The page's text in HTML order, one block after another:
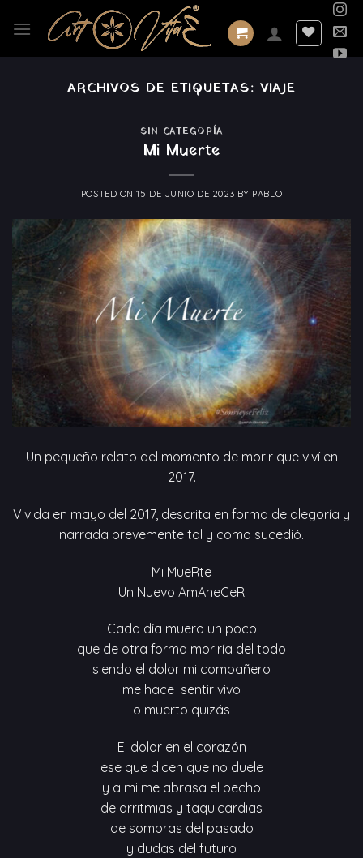
ARCHIVOS DE ETIQUETAS: VIAJE
SIN CATEGORÍA
Mi Muerte
POSTED ON15 DE JUNIO DE 2023 BY PABLO
Un pequeño relato del momento de morir que viví en
2017.
Vivida en mayo del 2017, descrita en forma de alegoría y
narrada brevemente tal y como sucedió.
Mi MueRte
Un Nuevo AmAneCeR
Cada día muero un poco
que de otra forma moriría del todo
siendo el dolor mi compañero
me hace sentir vivo
o muerto quizás
El dolor en el corazón
ese que dicen que no duele
y a mi me abrasa el pecho
de arritmias y taquicardias
de sombras del pasado
y dudas del futuro